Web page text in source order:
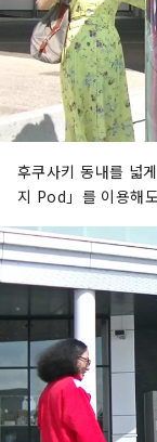
후쿠사키 동내를 넓
지 Pod」를 이용해